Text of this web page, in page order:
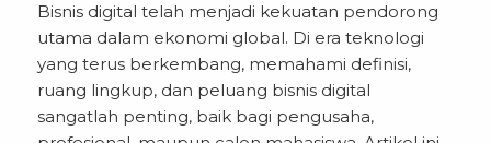
Bisnis digital telah menjadi kekuatan pendorong
utama dalam ekonomi global. Di era teknologi
yang terus berkembang, memahami definisi,
ruang lingkup, dan peluang bisnis digital
sangatlah penting, baik bagi pengusaha,